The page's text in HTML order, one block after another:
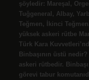
şöyledir: Mareşal,
Tuğgeneral, Albay,
Teğmen, İkinci
yüksek askeri rütbe
Türk Kara
Binbaşının üstü
askeri rütbedir.
görevi tabur